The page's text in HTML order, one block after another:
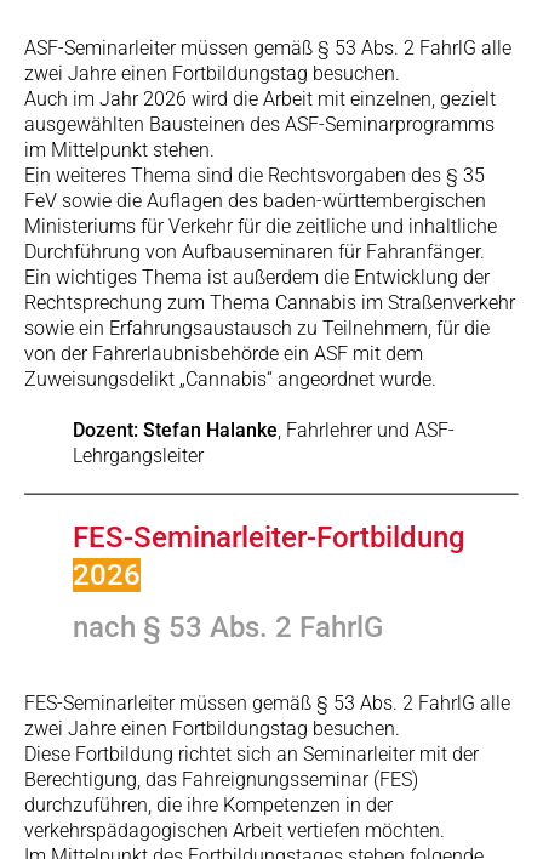
ASF-Seminarleiter müssen gemäß § 53 Abs. 2 FahrlG alle
zwei Jahre einen Fortbildungstag besuchen.
Auch im Jahr 2026 wird die Arbeit mit einzelnen, gezielt
ausgewählten Bausteinen des ASF-Seminarprogramms
im Mittelpunkt stehen.
Ein weiteres Thema sind die Rechtsvorgaben des § 35
FeV sowie die Auflagen des baden-württembergischen
Ministeriums für Verkehr für die zeitliche und inhaltliche
Durchführung von Aufbauseminaren für Fahranfänger.
Ein wichtiges Thema ist außerdem die Entwicklung der
Rechtsprechung zum Thema Cannabis im Straßenverkehr
sowie ein Erfahrungsaustausch zu Teilnehmern, für die
von der Fahrerlaubnisbehörde ein ASF mit dem
Zuweisungsdelikt „Cannabis“ angeordnet wurde.
Dozent: Stefan Halanke, Fahrlehrer und ASF-
Lehrgangsleiter
FES-Seminarleiter-Fortbildung
2026
nach § 53 Abs. 2 FahrlG
FES-Seminarleiter müssen gemäß § 53 Abs. 2 FahrlG alle
zwei Jahre einen Fortbildungstag besuchen.
Diese Fortbildung richtet sich an Seminarleiter mit der
Berechtigung, das Fahreignungsseminar (FES)
durchzuführen, die ihre Kompetenzen in der
verkehrspädagogischen Arbeit vertiefen möchten.